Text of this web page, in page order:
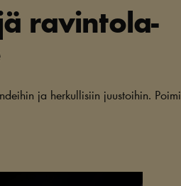
ravintola-
ja herkullisiin juustoihin. Poimi